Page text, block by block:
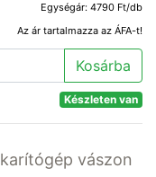
Egységár: 4790 Ft/db
Az ár tartalmazza az ÁFA-t!
Kosárba
Készleten van
vászon